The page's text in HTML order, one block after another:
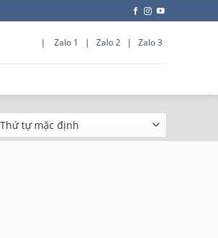
| Zalo 1 | Zalo 2 | Zalo 3